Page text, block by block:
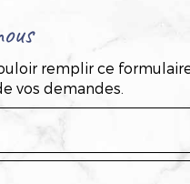
remplir ce
vos demandes.